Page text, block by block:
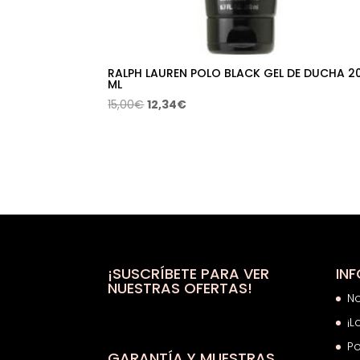
RALPH LAUREN POLO BLACK GEL DE DUCHA
ML
15,00€El
12,34€El
¡SUSCRÍBETE PARA VER
NUESTRAS OFERTAS!